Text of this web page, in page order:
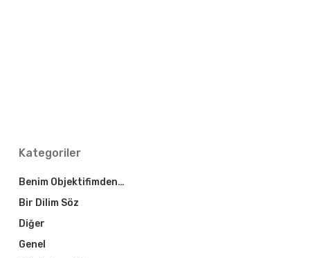
Kategoriler
Benim Objektifimden…
Bir Dilim Söz
Diğer
Genel